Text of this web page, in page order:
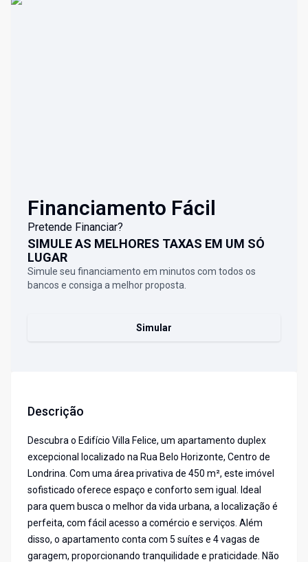
Financiamento Fácil
Pretende Financiar?
SIMULE AS MELHORES TAXAS EM UM SÓ
LUGAR
Simule seu financiamento em minutos com todos os
bancos e consiga a melhor proposta.
Simular
Descrição
Descubra o Edifício Villa Felice, um apartamento duplex
excepcional localizado na Rua Belo Horizonte, Centro de
Londrina. Com uma área privativa de 450 m², este imóvel
sofisticado oferece espaço e conforto sem igual. Ideal
para quem busca o melhor da vida urbana, a localização é
perfeita, com fácil acesso a comércio e serviços. Além
disso, o apartamento conta com 5 suítes e 4 vagas de
garagem, proporcionando tranquilidade e praticidade. Não